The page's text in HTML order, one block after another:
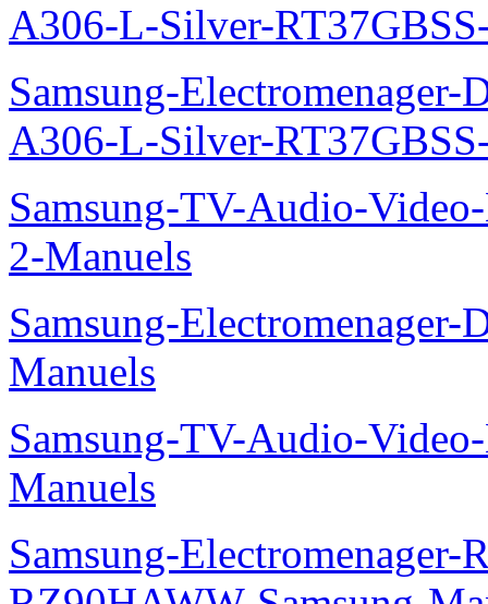
A306-L-Silver-
Samsung-
A306-L-Silver-
Samsung-TV-Audio-
2-Manuels
Samsung-Electromenager-
Manuels
Samsung-TV-Audio-
Manuels
Samsung-Electromenager-